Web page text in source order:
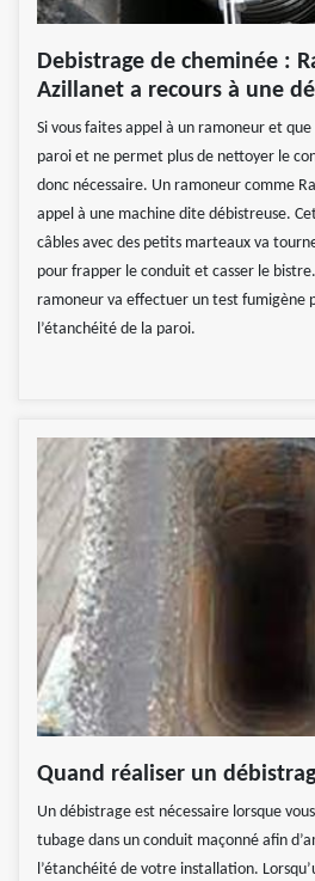
Debistrage de cheminée :
Azillanet a recours à une
Si vous faites appel à un ramoneur et que
paroi et ne permet plus de nettoyer le
donc nécessaire. Un ramoneur comme
appel à une machine dite débistreuse.
câbles avec des petits marteaux va
pour frapper le conduit et casser le
ramoneur va effectuer un test fumigène
l’étanchéité de la paroi.
Quand réaliser un
Un débistrage est nécessaire lorsque
tubage dans un conduit maçonné afin
l’étanchéité de votre installation.